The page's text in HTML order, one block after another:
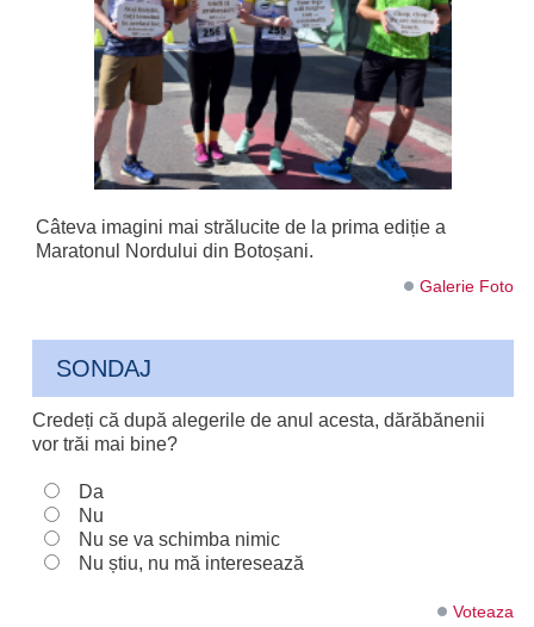
Câteva imagini mai strălucite de la prima ediție a
Maratonul Nordului din Botoșani.
Galerie Foto
SONDAJ
Credeți că după alegerile de anul acesta, dărăbănenii
vor trăi mai bine?
Da
Nu
Nu se va schimba nimic
Nu știu, nu mă interesează
Voteaza